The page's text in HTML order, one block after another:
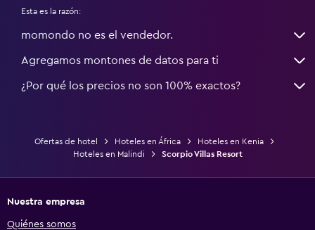
Esta es la razón:
momondo no es el vendedor.
Agregamos montones de datos para ti
¿Por qué los precios no son 100% exactos?
Ofertas de hotel Hoteles en África
Hoteles en Kenia
Hoteles en Malindi
Scorpio Villas Resort
Nuestra empresa
Quiénes somos